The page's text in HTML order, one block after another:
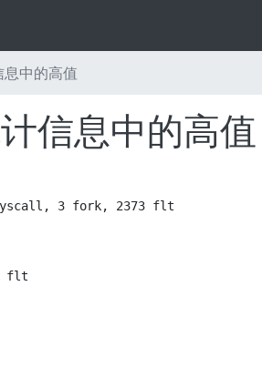
中的高值
信息中的高值
syscall, 3 fork, 2373 flt
flt